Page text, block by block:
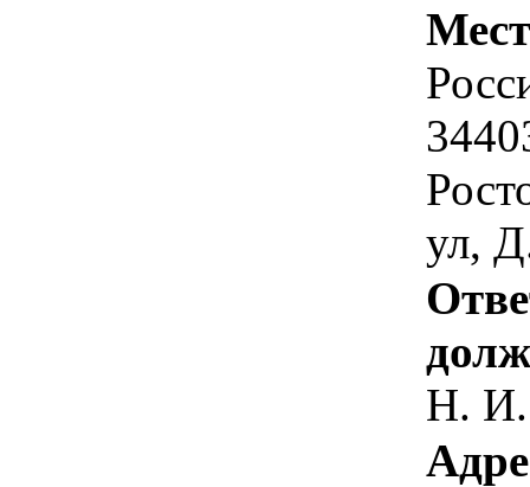
ул,
Н. И.